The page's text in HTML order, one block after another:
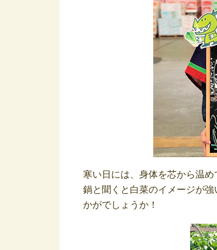
寒い日には、身体を芯から温め
鍋と聞くと白菜のイメージが
かがでしょうか！